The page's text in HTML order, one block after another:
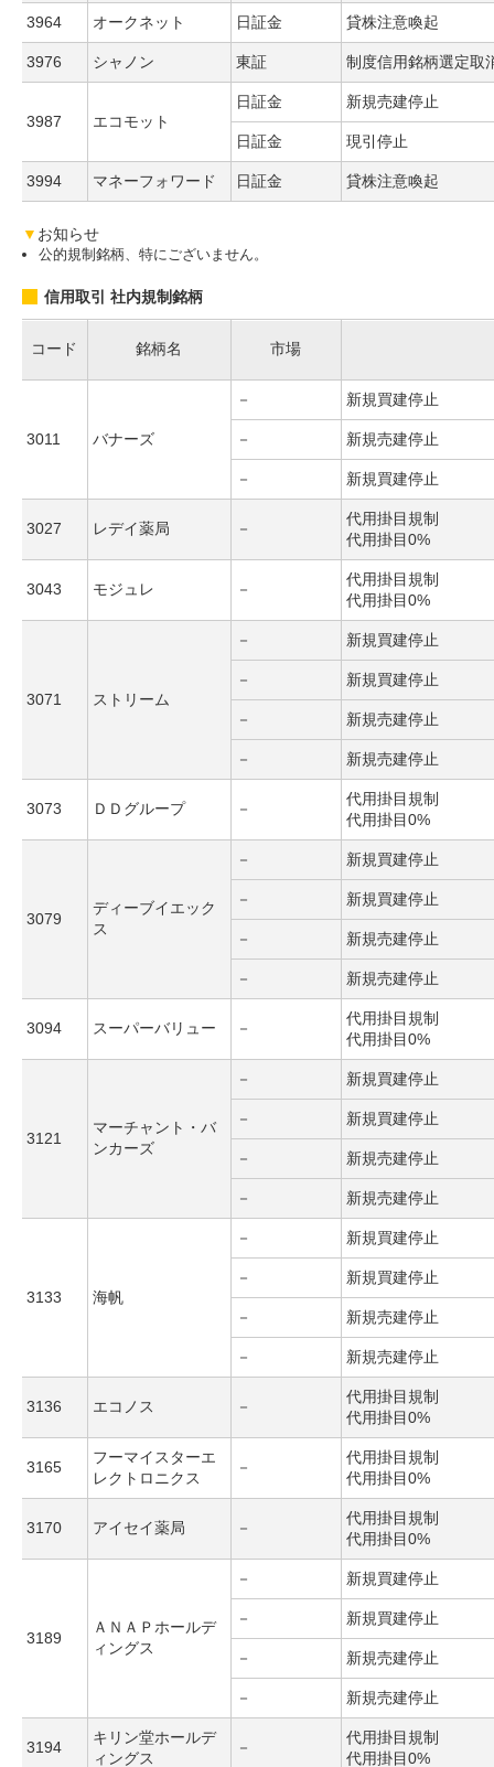
3964 オークネット 日証金 貸株注意喚起
3976 シャノン 東証 制度信用銘柄選定取
3987 エコモット
日証金 新規売建停止
日証金 現引停止
3994 マネーフォワード 日証金 貸株注意喚起
▼ お知らせ
公的規制銘柄、特にございません。
信用取引 社内規制銘柄
コード 銘柄名 市場
3011 バナーズ
－ 新規買建停止
－ 新規売建停止
－ 新規買建停止
3027 レデイ薬局 －
代用掛目規制
代用掛目0%
3043 モジュレ －
代用掛目規制
代用掛目0%
3071 ストリーム
－ 新規買建停止
－ 新規買建停止
－ 新規売建停止
－ 新規売建停止
3073 ＤＤグループ －
代用掛目規制
代用掛目0%
3079
ディーブイエック
ス
－ 新規買建停止
－ 新規買建停止
－ 新規売建停止
－ 新規売建停止
3094 スーパーバリュー －
代用掛目規制
代用掛目0%
3121
マーチャント・バ
ンカーズ
－ 新規買建停止
－ 新規買建停止
－ 新規売建停止
－ 新規売建停止
3133 海帆
－ 新規買建停止
－ 新規買建停止
－ 新規売建停止
－ 新規売建停止
3136 エコノス －
代用掛目規制
代用掛目0%
3165
フーマイスターエ
レクトロニクス
－
代用掛目規制
代用掛目0%
3170 アイセイ薬局 －
代用掛目規制
代用掛目0%
3189
ＡＮＡＰホールデ
ィングス
－ 新規買建停止
－ 新規買建停止
－ 新規売建停止
－ 新規売建停止
3194
キリン堂ホールデ
ィングス
－
代用掛目規制
代用掛目0%